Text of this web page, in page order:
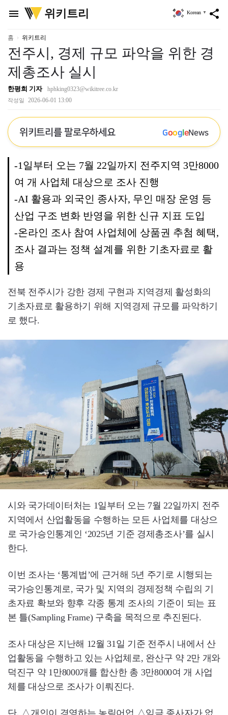
menu
위
키
리
위키트리 share
Korean ▼
홈 위키트리
전주시, 경제 규모 파악을 위한 경
제총조사 실시
한평희 기자 hphking0323@wikitree.co.kr
작성일 2026-06-01 13:00
위키트리를 팔로우하세요 GoogleNews
-1일부터 오는 7월 22일까지 전주지역 3만8000
여 개 사업체 대상으로 조사 진행
-AI 활용과 외국인 종사자, 무인 매장 운영 등
산업 구조 변화 반영을 위한 신규 지표 도입
-온라인 조사 참여 사업체에 상품권 추첨 혜택,
조사 결과는 정책 설계를 위한 기초자료로 활
용
전북 전주시가 강한 경제 구현과 지역경제 활성화의
기초자료로 활용하기 위해 지역경제 규모를 파악하기
로 했다.
시와 국가데이터처는 1일부터 오는 7월 22일까지 전주
지역에서 산업활동을 수행하는 모든 사업체를 대상으
로 국가승인통계인 ‘2025년 기준 경제총조사’를 실시
한다.
이번 조사는 ‘통계법’에 근거해 5년 주기로 시행되는
국가승인통계로, 국가 및 지역의 경제정책 수립의 기
초자료 확보와 향후 각종 통계 조사의 기준이 되는 표
본 틀(Sampling Frame) 구축을 목적으로 추진된다.
조사 대상은 지난해 12월 31일 기준 전주시 내에서 산
업활동을 수행하고 있는 사업체로, 완산구 약 2만 개와
덕진구 약 1만8000개를 합산한 총 3만8000여 개 사업
체를 대상으로 조사가 이뤄진다.
단, △개인이 경영하는 농림어업 △임금 종사자가 없